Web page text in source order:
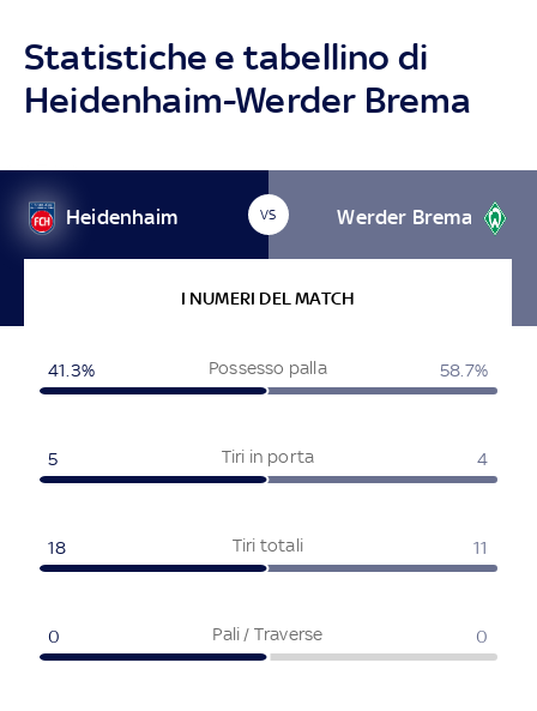
Statistiche e tabellino di
Heidenhaim-Werder Brema
Heidenhaim VS Werder Brema
I NUMERI DEL MATCH
Possesso palla
41.3% 58.7%
Tiri in porta
5 4
Tiri totali
18 11
Pali / Traverse
0 0